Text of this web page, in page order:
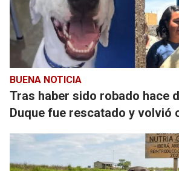
BUENA NOTICIA
Tras haber sido robado hace
Duque fue rescatado y volvió